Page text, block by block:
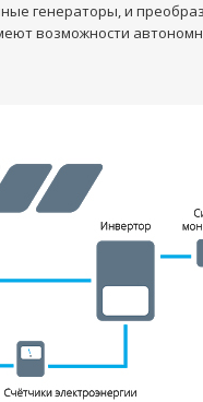
генераторы, и
возможности